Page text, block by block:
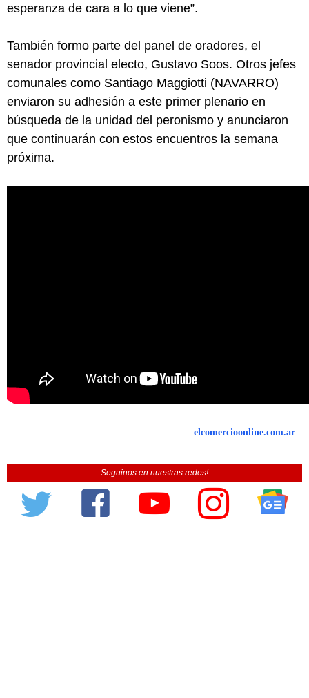
esperanza de cara a lo que viene”.
También formo parte del panel de oradores, el
senador provincial electo, Gustavo Soos. Otros jefes
comunales como Santiago Maggiotti (NAVARRO)
enviaron su adhesión a este primer plenario en
búsqueda de la unidad del peronismo y anunciaron
que continuarán con estos encuentros la semana
próxima.
elcomercioonline.com.ar
Seguinos en nuestras redes!